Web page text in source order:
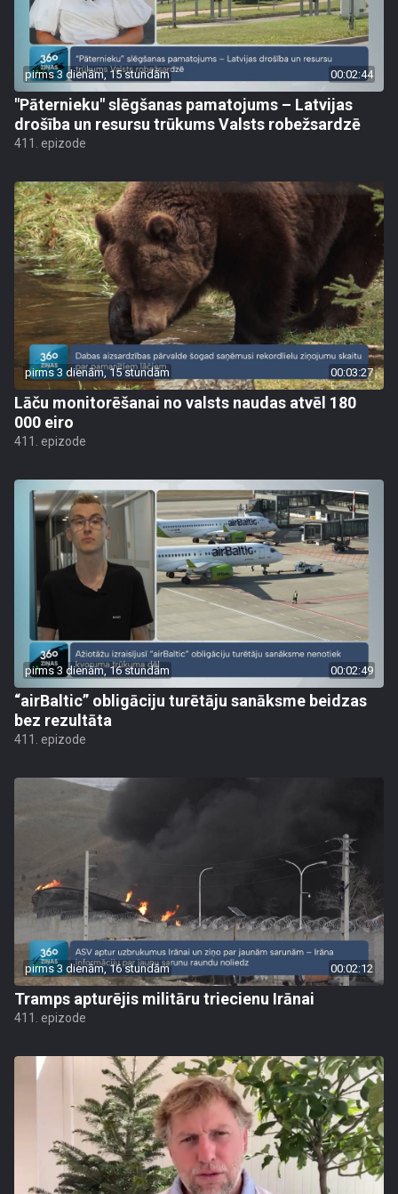
pirms 3 dienām, 15 stundām 00:02:44
"Pāternieku" slēgšanas pamatojums – Latvijas
drošība un resursu trūkums Valsts robežsardzē
411. epizode
pirms 3 dienām, 15 stundām 00:03:27
Lāču monitorēšanai no valsts naudas atvēl 180
000 eiro
411. epizode
pirms 3 dienām, 16 stundām 00:02:49
“airBaltic” obligāciju turētāju sanāksme beidzas
bez rezultāta
411. epizode
pirms 3 dienām, 16 stundām 00:02:12
Tramps apturējis militāru triecienu Irānai
411. epizode